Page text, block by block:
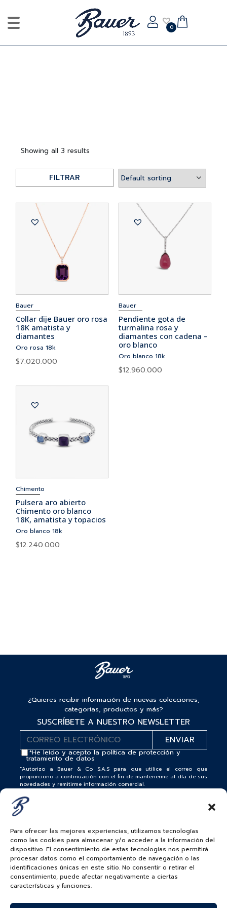
Para ofrecer las mejores experiencias, utilizamos tecnologías
como las cookies para almacenar y/o acceder a la información del
dispositivo. El consentimiento de estas tecnologías nos permitirá
procesar datos como el comportamiento de navegación o las
identificaciones únicas en este sitio. No consentir o retirar el
consentimiento, puede afectar negativamente a ciertas
características y funciones.
0
Showing all 3 results
FILTRAR
Bauer
Collar dije Bauer oro rosa
18K amatista y
diamantes
Oro rosa 18k
$7.020.000
Bauer
Pendiente gota de
turmalina rosa y
diamantes con cadena –
oro blanco
Oro blanco 18k
$12.960.000
Chimento
Pulsera aro abierto
Chimento oro blanco
18K, amatista y topacios
Oro blanco 18k
$12.240.000
¿Quieres recibir información de nuevas colecciones,
categorías, productos y más?
SUSCRÍBETE A NUESTRO NEWSLETTER
*He leído y acepto lapolítica de protección y
tratamiento de datos
“Autorizo a Bauer & Co S.A.S para que utilice el correo que
proporciono a continuación con el fin de mantenerme al día de sus
novedades y remitirme información comercial.
haciendo click en el pie de página de nuestros correos. Para más
información por favor visite nuestra Política de Protección y
Tratamiento de Datos Personales
ROLEX
ALTA JOYERIA